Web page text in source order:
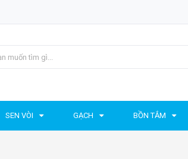
SEN VÒI GẠCH BỒN TẮM